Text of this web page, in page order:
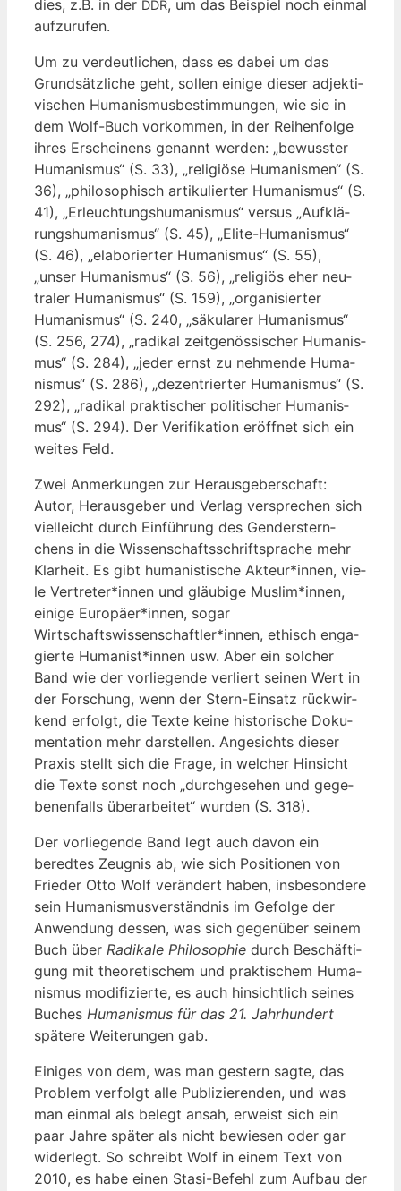
dies, z.B. in der DDR, um das Bei­spiel noch ein­mal
aufzurufen.
Um zu ver­deut­li­chen, dass es dabei um das
Grund­sätz­li­che geht, sol­len eini­ge die­ser adjek­ti­
vi­schen Huma­nis­mus­be­stim­mun­gen, wie sie in
dem Wolf-Buch vor­kom­men, in der Rei­hen­fol­ge
ihres Erschei­nens genannt wer­den: „bewuss­ter
Huma­nis­mus“ (S. 33), „reli­giö­se Huma­nis­men“ (S.
36), „phi­lo­so­phisch arti­ku­lier­ter Huma­nis­mus“ (S.
41), „Erleuch­tungs­hu­ma­nis­mus“ ver­sus „Auf­klä­
rungs­hu­ma­nis­mus“ (S. 45), „Eli­te-Huma­nis­mus“
(S. 46), „ela­bo­rier­ter Huma­nis­mus“ (S. 55),
„unser Huma­nis­mus“ (S. 56), „reli­gi­ös eher neu­
tra­ler Huma­nis­mus“ (S. 159), „orga­ni­sier­ter
Huma­nis­mus“ (S. 240, „säku­la­rer Huma­nis­mus“
(S. 256, 274), „radi­kal zeit­ge­nös­si­scher Huma­nis­
mus“ (S. 284), „jeder ernst zu neh­men­de Huma­
nis­mus“ (S. 286), „dezen­trier­ter Huma­nis­mus“ (S.
292), „radi­kal prak­ti­scher poli­ti­scher Huma­nis­
mus“ (S. 294). Der Veri­fi­ka­ti­on eröff­net sich ein
wei­tes Feld.
Zwei Anmer­kun­gen zur Her­aus­ge­ber­schaft:
Autor, Her­aus­ge­ber und Ver­lag ver­spre­chen sich
viel­leicht durch Ein­füh­rung des Gen­der­stern­
chens in die Wis­sen­schafts­schrift­spra­che mehr
Klar­heit. Es gibt huma­nis­ti­sche Akteur*innen, vie­
le Vertreter*innen und gläu­bi­ge Muslim*innen,
eini­ge Europäer*innen, sogar
Wirtschaftswissenschaftler*innen, ethisch enga­
gier­te Humanist*innen usw. Aber ein sol­cher
Band wie der vor­lie­gen­de ver­liert sei­nen Wert in
der For­schung, wenn der Stern-Ein­satz rück­wir­
kend erfolgt, die Tex­te kei­ne his­to­ri­sche Doku­
men­ta­ti­on mehr dar­stel­len. Ange­sichts die­ser
Pra­xis stellt sich die Fra­ge, in wel­cher Hin­sicht
die Tex­te sonst noch „durch­ge­se­hen und gege­
be­nen­falls über­ar­bei­tet“ wur­den (S. 318).
Der vor­lie­gen­de Band legt auch davon ein
bered­tes Zeug­nis ab, wie sich Posi­tio­nen von
Frie­der Otto Wolf ver­än­dert haben, ins­be­son­de­re
sein Huma­nis­mus­ver­ständ­nis im Gefol­ge der
Anwen­dung des­sen, was sich gegen­über sei­nem
Buch über Radi­ka­le Phi­lo­so­phie durch Beschäf­ti­
gung mit theo­re­ti­schem und prak­ti­schem Huma­
nis­mus modi­fi­zier­te, es auch hin­sicht­lich sei­nes
Buches Huma­nis­mus für das 21. Jahr­hun­dert
spä­te­re Wei­te­run­gen gab.
Eini­ges von dem, was man ges­tern sag­te, das
Pro­blem ver­folgt alle Publi­zie­ren­den, und was
man ein­mal als belegt ansah, erweist sich ein
paar Jah­re spä­ter als nicht bewie­sen oder gar
wider­legt. So schreibt Wolf in einem Text von
2010, es habe einen Sta­si-Befehl zum Auf­bau der